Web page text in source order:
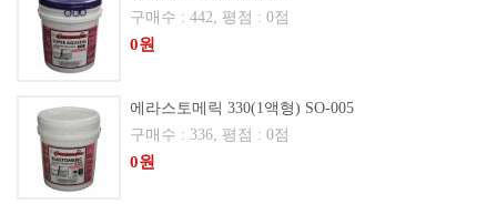
구매수 : 442, 평점 : 0점
0원
에라스토메릭 330(1액형) SO-005
구매수 : 336, 평점 : 0점
0원